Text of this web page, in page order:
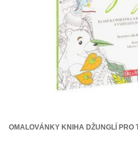
OMALOVÁNKY KNIHA DŽUNGLÍ PRO